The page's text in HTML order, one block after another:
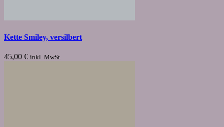
Kette Smiley, versilbert
45,00 € inkl. MwSt.